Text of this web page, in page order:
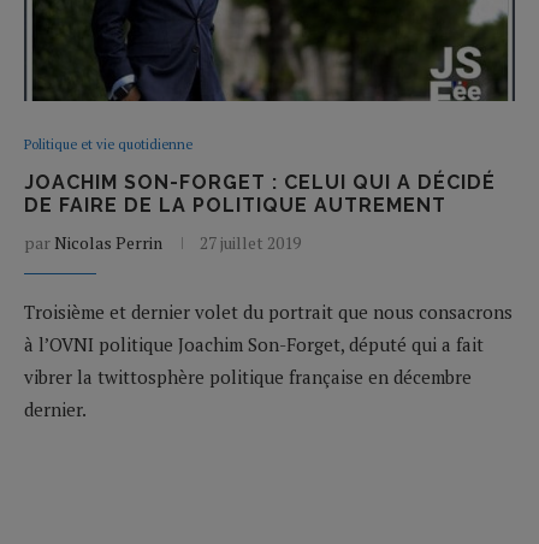
Politique et vie quotidienne
JOACHIM SON-FORGET : CELUI QUI A DÉCIDÉ
DE FAIRE DE LA POLITIQUE AUTREMENT
par Nicolas Perrin 27 juillet 2019
Troisième et dernier volet du portrait que nous consacrons
à l’OVNI politique Joachim Son-Forget, député qui a fait
vibrer la twittosphère politique française en décembre
dernier.